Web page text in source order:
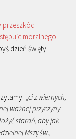
przeszkód
moralnego
dzień święty
„ci z wiernych,
ważnej przyczyny
starań, aby jak
Mszy św.,